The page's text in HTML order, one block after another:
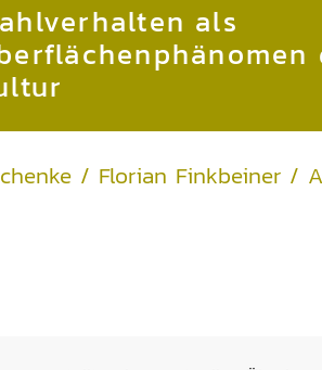
als
/ Florian Finkbeiner /